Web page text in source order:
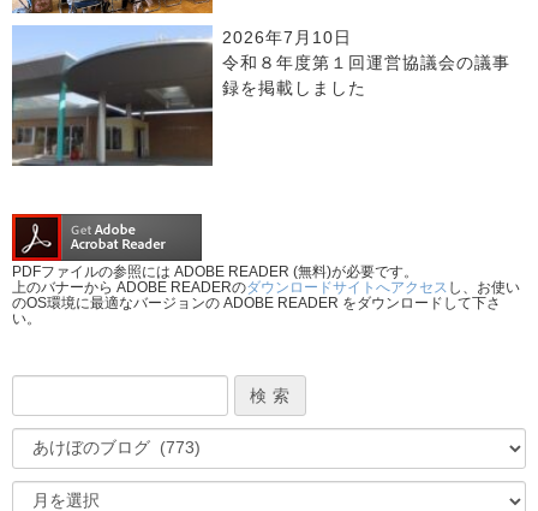
2026年7月10日
令和８年度第１回運営協議会の議事
録を掲載しました
PDFファイルの参照には ADOBE READER (無料)が必要です。
上のバナーから ADOBE READERのダウンロードサイトへアクセス し、お使い
のOS環境に最適なバージョンの ADOBE READER をダウンロードして下さ
い。